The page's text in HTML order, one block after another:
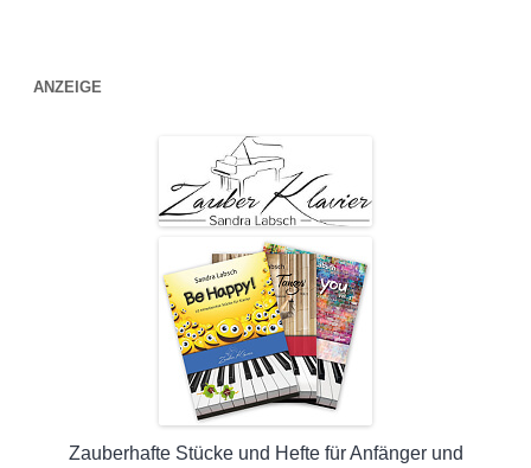
ANZEIGE
Zauberhafte Stücke und Hefte für Anfänger und